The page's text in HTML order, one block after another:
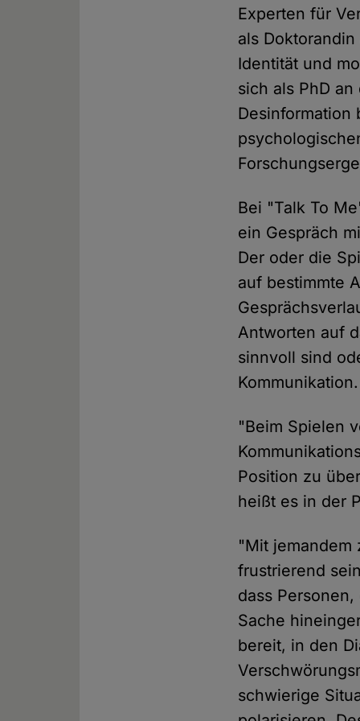
Experten für
als
Identität und
sich als PhD an
Desinformation
Bei "Talk To
ein Gespräch
Der oder die
auf bestimmte
Antworten auf
sinnvoll sind
Kommunikation.
"Beim Spielen
Position zu
heißt es in der
"Mit jemandem
frustrierend
dass
Sache
bereit, in den
schwierige